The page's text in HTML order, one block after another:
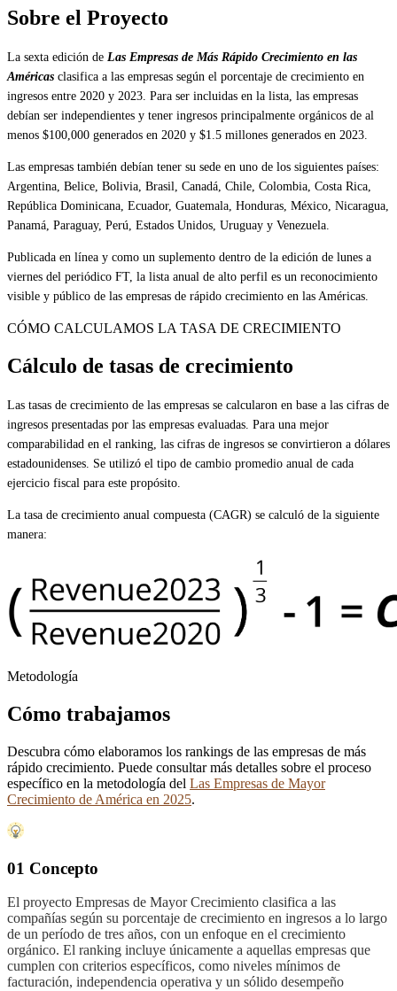
Sobre el Proyecto
La sexta edición de Las Empresas de Más Rápido Crecimiento en las
Américas clasifica a las empresas según el porcentaje de crecimiento en
ingresos entre 2020 y 2023. Para ser incluidas en la lista, las empresas
debían ser independientes y tener ingresos principalmente orgánicos de al
menos $100,000 generados en 2020 y $1.5 millones generados en 2023.
Las empresas también debían tener su sede en uno de los siguientes países:
Argentina, Belice, Bolivia, Brasil, Canadá, Chile, Colombia, Costa Rica,
República Dominicana, Ecuador, Guatemala, Honduras, México, Nicaragua,
Panamá, Paraguay, Perú, Estados Unidos, Uruguay y Venezuela.
Publicada en línea y como un suplemento dentro de la edición de lunes a
viernes del periódico FT, la lista anual de alto perfil es un reconocimiento
visible y público de las empresas de rápido crecimiento en las Américas.
CÓMO CALCULAMOS LA TASA DE CRECIMIENTO
Cálculo de tasas de crecimiento
Las tasas de crecimiento de las empresas se calcularon en base a las cifras de
ingresos presentadas por las empresas evaluadas. Para una mejor
comparabilidad en el ranking, las cifras de ingresos se convirtieron a dólares
estadounidenses. Se utilizó el tipo de cambio promedio anual de cada
ejercicio fiscal para este propósito.
La tasa de crecimiento anual compuesta (CAGR) se calculó de la siguiente
manera:
Metodología
Cómo trabajamos
Descubra cómo elaboramos los rankings de las empresas de más
rápido crecimiento. Puede consultar más detalles sobre el proceso
específico en la metodología del Las Empresas de Mayor
Crecimiento de América en 2025.
01 Concepto
El proyecto Empresas de Mayor Crecimiento clasifica a las
compañías según su porcentaje de crecimiento en ingresos a lo largo
de un período de tres años, con un enfoque en el crecimiento
orgánico. El ranking incluye únicamente a aquellas empresas que
cumplen con criterios específicos, como niveles mínimos de
facturación, independencia operativa y un sólido desempeño